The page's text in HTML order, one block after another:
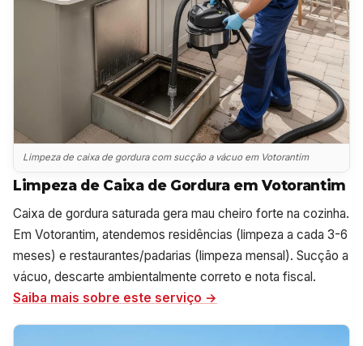
Limpeza de caixa de gordura com sucção a vácuo em Votorantim
Limpeza de Caixa de Gordura em Votorantim
Caixa de gordura saturada gera mau cheiro forte na cozinha.
Em Votorantim, atendemos residências (limpeza a cada 3-6
meses) e restaurantes/padarias (limpeza mensal). Sucção a
vácuo, descarte ambientalmente correto e nota fiscal.
Saiba mais sobre este serviço →